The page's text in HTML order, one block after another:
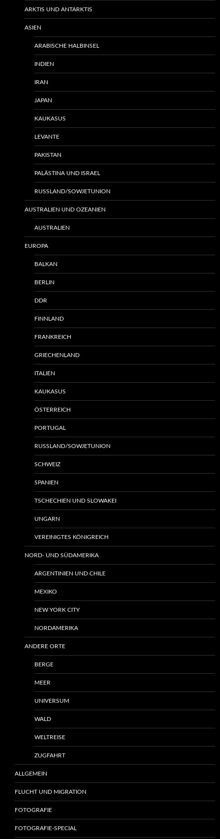
ARKTIS UND ANTARKTIS
ASIEN
ARABISCHE HALBINSEL
INDIEN
IRAN
JAPAN
KAUKASUS
LEVANTE
PAKISTAN
PALÄSTINA UND ISRAEL
RUSSLAND/SOWJETUNION
AUSTRALIEN UND OZEANIEN
AUSTRALIEN
EUROPA
BALKAN
BERLIN
DDR
FINNLAND
FRANKREICH
GRIECHENLAND
ITALIEN
KAUKASUS
ÖSTERREICH
PORTUGAL
RUSSLAND/SOWJETUNION
SCHWEIZ
SPANIEN
TSCHECHIEN UND SLOWAKEI
UNGARN
VEREINIGTES KÖNIGREICH
NORD- UND SÜDAMERIKA
ARGENTINIEN UND CHILE
MEXIKO
NEW YORK CITY
NORDAMERIKA
ANDERE ORTE
BERGE
MEER
UNIVERSUM
WALD
WELTREISE
ZUGFAHRT
ALLGEMEIN
FLUCHT UND MIGRATION
FOTOGRAFIE
FOTOGRAFIE-SPECIAL